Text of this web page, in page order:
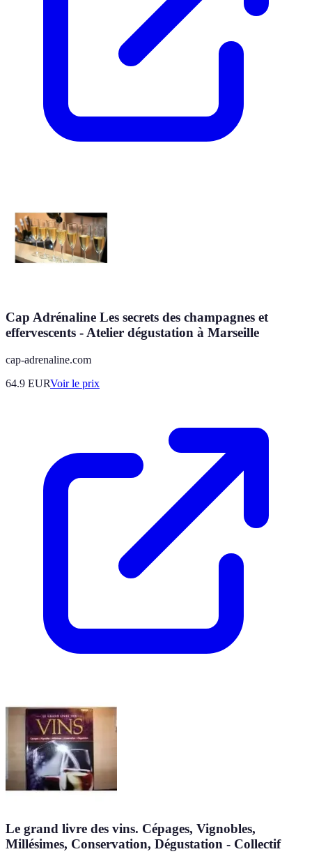
Cap Adrénaline Les secrets des champagnes et
effervescents - Atelier dégustation à Marseille
cap-adrenaline.com
64.9 EURVoir le prix
Le grand livre des vins. Cépages, Vignobles,
Millésimes, Conservation, Dégustation - Collectif